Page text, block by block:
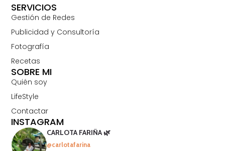
SOBRE MI
Quién soy
LifeStyle
Contactar
SERVICIOS
Gestión de Redes
Publicidad y Consultoría
Fotografía
Recetas
INSTAGRAM
CARLOTA FARIÑA 🌿
@carlotafarina